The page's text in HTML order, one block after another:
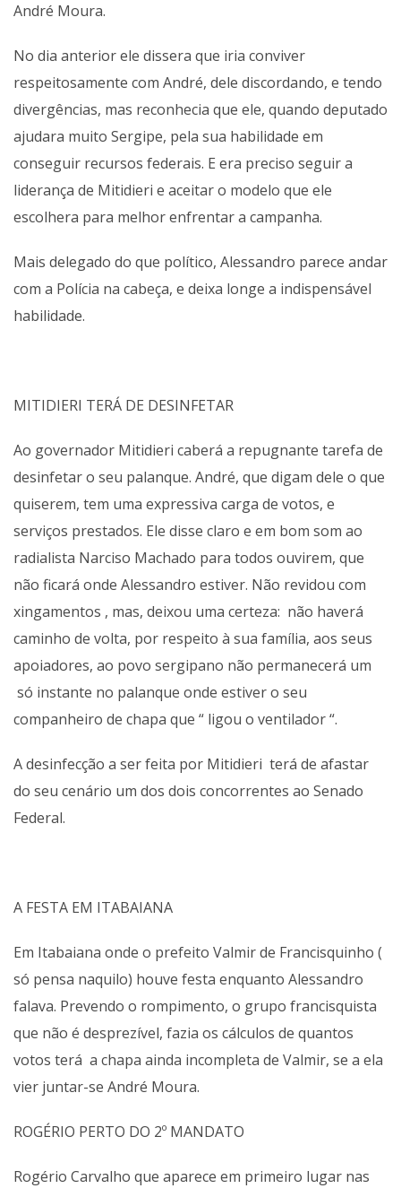
André Moura.
No dia anterior ele dissera que iria conviver
respeitosamente com André, dele discordando, e tendo
divergências, mas reconhecia que ele, quando deputado
ajudara muito Sergipe, pela sua habilidade em
conseguir recursos federais. E era preciso seguir a
liderança de Mitidieri e aceitar o modelo que ele
escolhera para melhor enfrentar a campanha.
Mais delegado do que político, Alessandro parece andar
com a Polícia na cabeça, e deixa longe a indispensável
habilidade.
MITIDIERI TERÁ DE DESINFETAR
Ao governador Mitidieri caberá a repugnante tarefa de
desinfetar o seu palanque. André, que digam dele o que
quiserem, tem uma expressiva carga de votos, e
serviços prestados. Ele disse claro e em bom som ao
radialista Narciso Machado para todos ouvirem, que
não ficará onde Alessandro estiver. Não revidou com
xingamentos , mas, deixou uma certeza: não haverá
caminho de volta, por respeito à sua família, aos seus
apoiadores, ao povo sergipano não permanecerá um
só instante no palanque onde estiver o seu
companheiro de chapa que “ ligou o ventilador “.
A desinfecção a ser feita por Mitidieri terá de afastar
do seu cenário um dos dois concorrentes ao Senado
Federal.
A FESTA EM ITABAIANA
Em Itabaiana onde o prefeito Valmir de Francisquinho (
só pensa naquilo) houve festa enquanto Alessandro
falava. Prevendo o rompimento, o grupo francisquista
que não é desprezível, fazia os cálculos de quantos
votos terá a chapa ainda incompleta de Valmir, se a ela
vier juntar-se André Moura.
ROGÉRIO PERTO DO 2º MANDATO
Rogério Carvalho que aparece em primeiro lugar nas